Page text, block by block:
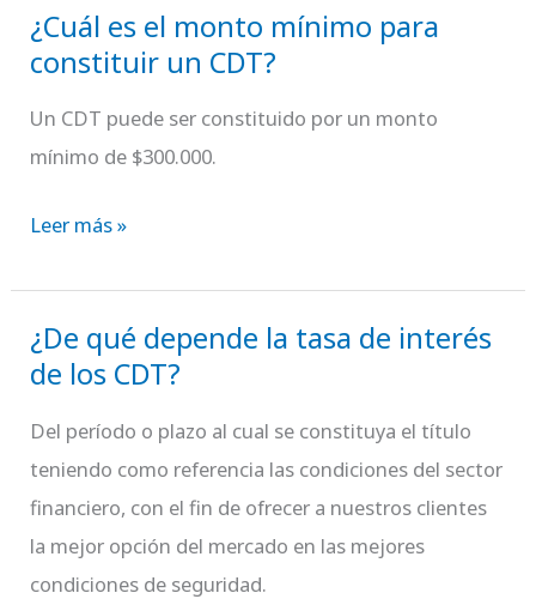
reexpedición
o
¿Cuál es el monto mínimo para
constituir un CDT?
Un CDT puede ser constituido por un monto
mínimo de $300.000.
¿Cuál
es
para
un
CDT?
Leer más »
¿De qué depende la tasa de interés
de los CDT?
Del período o plazo al cual se constituya el título
teniendo como referencia las condiciones del sector
financiero, con el fin de ofrecer a nuestros clientes
la mejor opción del mercado en las mejores
condiciones de seguridad.
¿De
qué
interés